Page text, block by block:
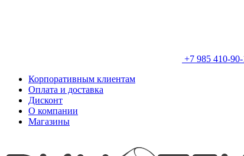
+7 985 410-
Корпоративным клиентам
Оплата и доставка
Дисконт
О компании
Магазины